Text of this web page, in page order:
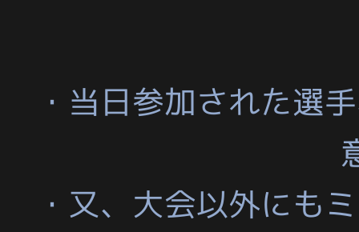
・当日参加された選
・又、大会以外にも